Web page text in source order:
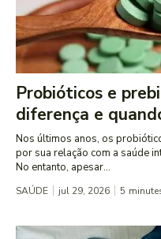
Probióticos e
diferença e
Nos últimos anos, os
por sua relação com a saúde
No entanto, apesar...
SAÚDE jul 29, 2026 5